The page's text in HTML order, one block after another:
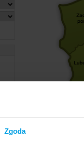
Zgoda